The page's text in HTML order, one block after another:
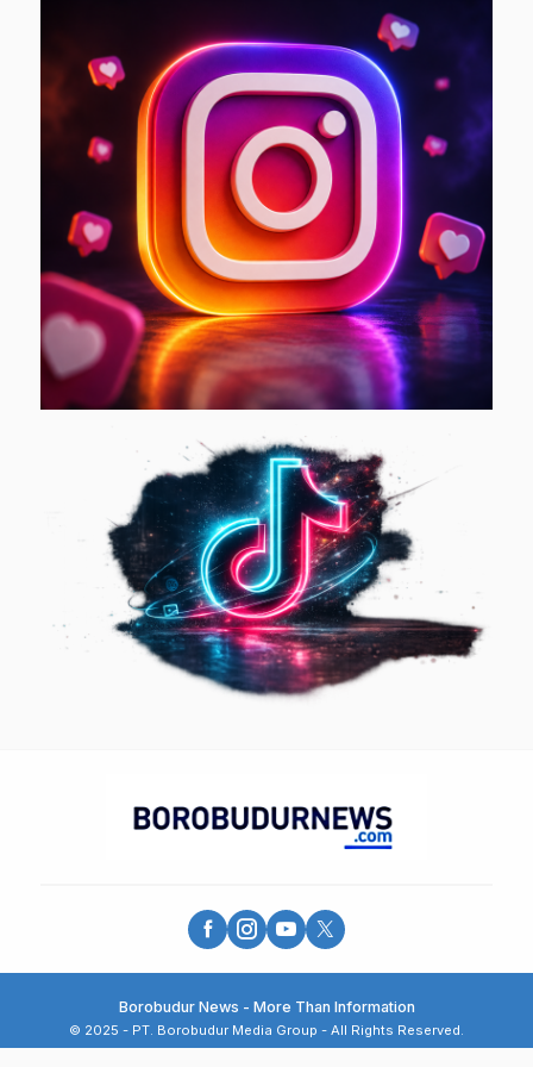
Borobudur News - More Than Information
© 2025 - PT. Borobudur Media Group - All Rights Reserved.